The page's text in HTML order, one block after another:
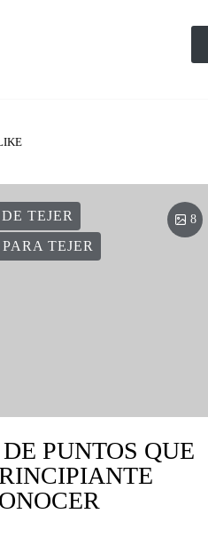
TEJER
TEJER
8
PUNTOS QUE